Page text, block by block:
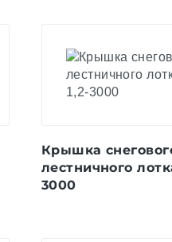
Крышка
лестничного
3000